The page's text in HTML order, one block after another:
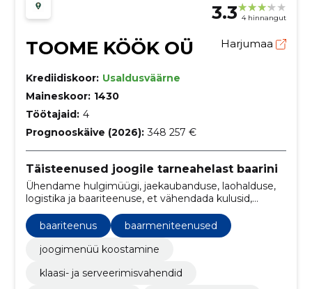
3.3 4 hinnangut
TOOME KÖÖK OÜ Harjumaa
Krediidiskoor: Usaldusväärne
Maineskoor: 1430
Töötajaid: 4
Prognooskäive (2026): 348 257 €
Täisteenused joogile tarneahelast baarini
Ühendame hulgimüügi, jaekaubanduse, laohalduse,
logistika ja baariteenuse, et vähendada kulusid,
baariteenus
baarmeniteenused
joogimenüü koostamine
klaasi- ja serveerimisvahendid